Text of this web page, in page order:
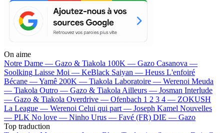
On aime
Notre Dame — Gazo & Tiakola 100K — Gazo Casanova —
Soolking Laisse Moi — KeBlack Saiyan — Heuss L'enfoiré
Bécane —Yamê 200K — Tiakola Laboratoire — Werenoi Meuda
— Tiakola Outro — Gazo & Tiakola Ailleurs — Josman Interlude
— Gazo & Tiakola Overdrive — Ofenbach 1 2 3 4 — ZOKUSH
La League — Werenoi Celui qui part — Joseph Kamel Nouvelles
— PLK No love — Ninho Urus — Favé (FR) DIE — Gazo
Top traduction